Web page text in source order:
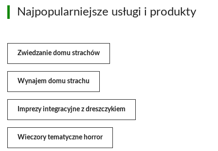
Najpopularniejsze usługi i produkty
Zwiedzanie domu strachów
Wynajem domu strachu
Imprezy integracyjne z dreszczykiem
Wieczory tematyczne horror